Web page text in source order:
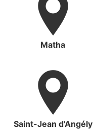
Matha
Saint-Jean d'Angély